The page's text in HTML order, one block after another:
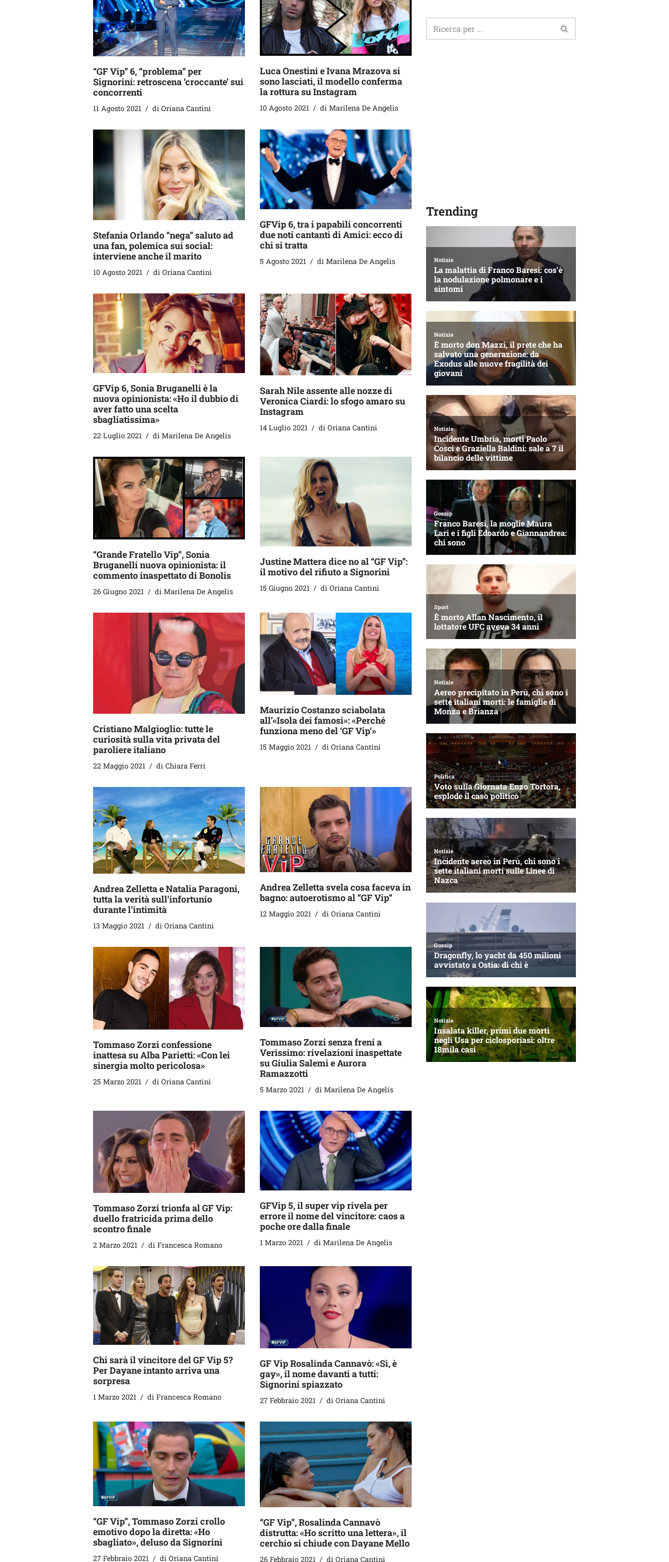
“GF Vip” 6, “problema” per
Signorini: retroscena ‘croccante’ sui
concorrenti
11 Agosto 2021 di Oriana Cantini
Luca Onestini e Ivana Mrazova si
sono lasciati, il modello conferma
la rottura su Instagram
10 Agosto 2021 di Marilena De Angelis
Stefania Orlando “nega” saluto ad
una fan, polemica sui social:
interviene anche il marito
10 Agosto 2021 di Oriana Cantini
GFVip 6, tra i papabili concorrenti
due noti cantanti di Amici: ecco di
chi si tratta
5 Agosto 2021 di Marilena De Angelis
GFVip 6, Sonia Bruganelli è la
nuova opinionista: «Ho il dubbio di
aver fatto una scelta
sbagliatissima»
22 Luglio 2021 di Marilena De Angelis
Sarah Nile assente alle nozze di
Veronica Ciardi: lo sfogo amaro su
Instagram
14 Luglio 2021 di Oriana Cantini
“Grande Fratello Vip”, Sonia
Bruganelli nuova opinionista: il
commento inaspettato di Bonolis
26 Giugno 2021 di Marilena De Angelis
Justine Mattera dice no al “GF Vip”:
il motivo del rifiuto a Signorini
15 Giugno 2021 di Oriana Cantini
Cristiano Malgioglio: tutte le
curiosità sulla vita privata del
paroliere italiano
22 Maggio 2021 di Chiara Ferri
Maurizio Costanzo sciabolata
all’«Isola dei famosi»: «Perché
funziona meno del ‘GF Vip’»
15 Maggio 2021 di Oriana Cantini
Andrea Zelletta e Natalia Paragoni,
tutta la verità sull’infortunio
durante l’intimità
13 Maggio 2021 di Oriana Cantini
Andrea Zelletta svela cosa faceva in
bagno: autoerotismo al “GF Vip”
12 Maggio 2021 di Oriana Cantini
Tommaso Zorzi confessione
inattesa su Alba Parietti: «Con lei
sinergia molto pericolosa»
25 Marzo 2021 di Oriana Cantini
Tommaso Zorzi senza freni a
Verissimo: rivelazioni inaspettate
su Giulia Salemi e Aurora
Ramazzotti
5 Marzo 2021 di Marilena De Angelis
Tommaso Zorzi trionfa al GF Vip:
duello fratricida prima dello
scontro finale
2 Marzo 2021 di Francesca Romano
GFVip 5, il super vip rivela per
errore il nome del vincitore: caos a
poche ore dalla finale
1 Marzo 2021 di Marilena De Angelis
Chi sarà il vincitore del GF Vip 5?
Per Dayane intanto arriva una
sorpresa
1 Marzo 2021 di Francesca Romano
GF Vip Rosalinda Cannavò: «Sì, è
gay», il nome davanti a tutti:
Signorini spiazzato
27 Febbraio 2021 di Oriana Cantini
“GF Vip”, Tommaso Zorzi crollo
emotivo dopo la diretta: «Ho
sbagliato», deluso da Signorini
27 Febbraio 2021 di Oriana Cantini
“GF Vip”, Rosalinda Cannavò
distrutta: «Ho scritto una lettera», il
cerchio si chiude con Dayane Mello
26 Febbraio 2021 di Oriana Cantini
Trending